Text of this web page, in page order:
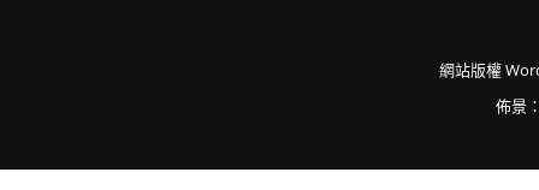
網站版權
佈景